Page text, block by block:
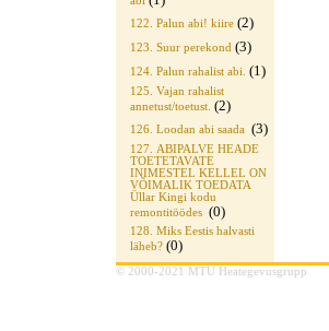
122. Palun abi! kiire (2)
123. Suur perekond (3)
124. Palun rahalist abi. (1)
125. Vajan rahalist
annetust/toetust. (2)
126. Loodan abi saada (3)
127. ABIPALVE HEADE
TOETETAVATE
INIMESTEL KELLEL ON
VÕIMALIK TOEDATA
Üllar Kingi kodu
remontitöödes (0)
128. Miks Eestis halvasti
läheb? (0)
© 2000-2021 MTÜ Heategevusgrupp